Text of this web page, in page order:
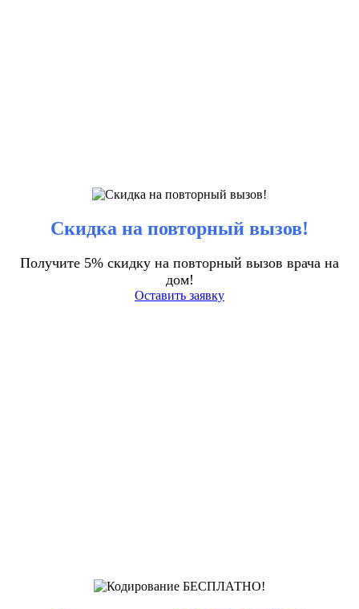
Скидка на повторный вызов!
Получите 5% скидку на повторный вызов врача на
дом!
Оставить заявку